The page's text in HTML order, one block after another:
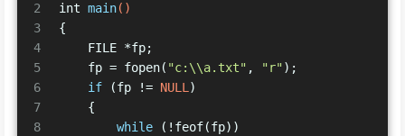
2
3
4
5
6
7
8
int main()
{
    FILE *fp;
    fp = fopen(
"c:\\a.txt" , "r");
if (fp != NULL)
    {
while (!feof(fp))